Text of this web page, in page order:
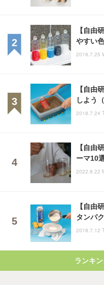
【自由
やすい
2018.7.25
【自由
しよう
2018.7.24
【自由
ーマ10
2022.8.22
【自由
タンパ
2018.7.12
ランキ